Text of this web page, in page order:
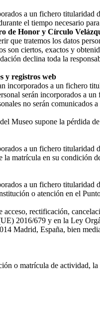
a un fichero
el tiempo necesario
de Honor y Círculo
que tratemos los datos
son ciertos, exactos y
declina toda la
y registros web
incorporados a un fichero
serán incorporados a
no serán
Museo supone la pérdida
a un fichero
matrícula en su condición
a un fichero
o atención en el
acceso, rectificación,
2016/679 y en la Ley
Madrid, España, bien
o matrícula de actividad,